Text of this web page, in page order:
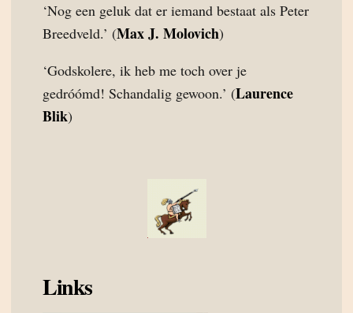
‘Nog een geluk dat er iemand bestaat als Peter
Breedveld.’ (Max J. Molovich)
‘Godskolere, ik heb me toch over je
gedróómd! Schandalig gewoon.’ (Laurence
Blik)
Links